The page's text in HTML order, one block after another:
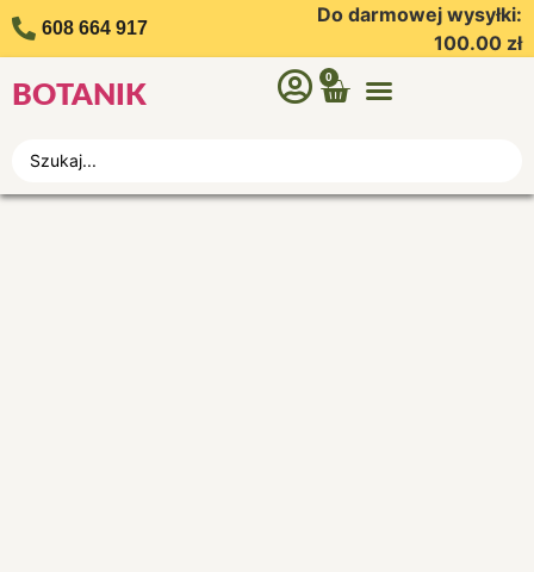
608 664 917
Do darmowej wysyłki:
100.00 zł
BOTANIK
0